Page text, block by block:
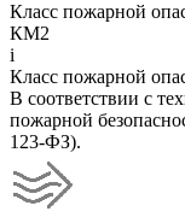
Класс пожарной
КМ2
i
Класс пожарной
В соответствии с
пожарной
123-ФЗ).